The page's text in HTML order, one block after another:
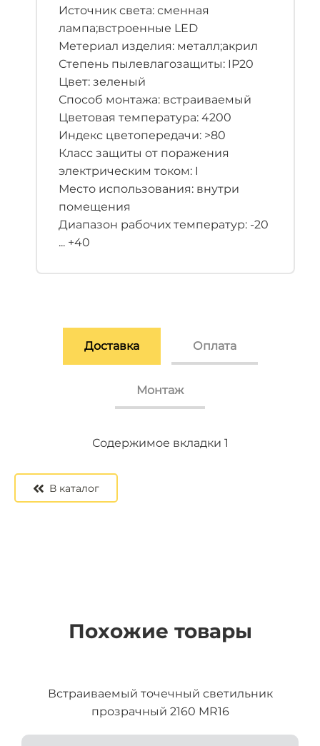
Источник света: сменная
лампа;встроенные LED
Метериал изделия: металл;акрил
Степень пылевлагозащиты: IP20
Цвет: зеленый
Способ монтажа: встраиваемый
Цветовая температура: 4200
Индекс цветопередачи: >80
Класс защиты от поражения
электрическим током: I
Место использования: внутри
помещения
Диапазон рабочих температур: -20
... +40
Доставка Оплата
Монтаж
Содержимое вкладки 1
Содержимое вкладки 2
Содержимое вкладки 3
В каталог
Похожие товары
Встраиваемый точечный светильник
прозрачный 2160 MR16